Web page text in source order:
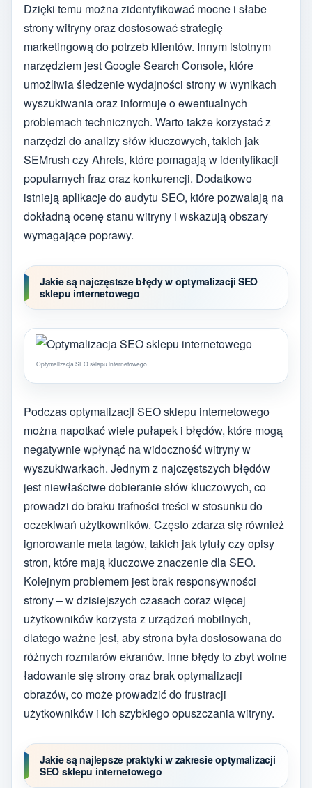
Dzięki temu można zidentyfikować mocne i słabe
strony witryny oraz dostosować strategię
marketingową do potrzeb klientów. Innym istotnym
narzędziem jest Google Search Console, które
umożliwia śledzenie wydajności strony w wynikach
wyszukiwania oraz informuje o ewentualnych
problemach technicznych. Warto także korzystać z
narzędzi do analizy słów kluczowych, takich jak
SEMrush czy Ahrefs, które pomagają w identyfikacji
popularnych fraz oraz konkurencji. Dodatkowo
istnieją aplikacje do audytu SEO, które pozwalają na
dokładną ocenę stanu witryny i wskazują obszary
wymagające poprawy.
Jakie są najczęstsze błędy w optymalizacji SEO
sklepu internetowego
Optymalizacja SEO sklepu internetowego
Podczas optymalizacji SEO sklepu internetowego
można napotkać wiele pułapek i błędów, które mogą
negatywnie wpłynąć na widoczność witryny w
wyszukiwarkach. Jednym z najczęstszych błędów
jest niewłaściwe dobieranie słów kluczowych, co
prowadzi do braku trafności treści w stosunku do
oczekiwań użytkowników. Często zdarza się również
ignorowanie meta tagów, takich jak tytuły czy opisy
stron, które mają kluczowe znaczenie dla SEO.
Kolejnym problemem jest brak responsywności
strony – w dzisiejszych czasach coraz więcej
użytkowników korzysta z urządzeń mobilnych,
dlatego ważne jest, aby strona była dostosowana do
różnych rozmiarów ekranów. Inne błędy to zbyt wolne
ładowanie się strony oraz brak optymalizacji
obrazów, co może prowadzić do frustracji
użytkowników i ich szybkiego opuszczania witryny.
Jakie są najlepsze praktyki w zakresie optymalizacji
SEO sklepu internetowego